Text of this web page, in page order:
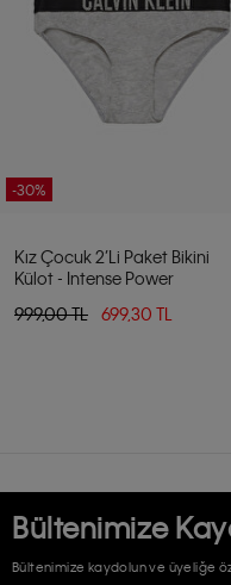
-30%
Kız Çocuk 2’li Paket Bikini
Külot - Intense Power
999,00 TL
699,30 TL
Bültenimize
Bültenimize kaydolun ve üyeliğe